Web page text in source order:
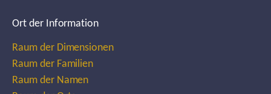
Ort der Information
Raum der Dimensionen
Raum der Familien
Raum der Namen